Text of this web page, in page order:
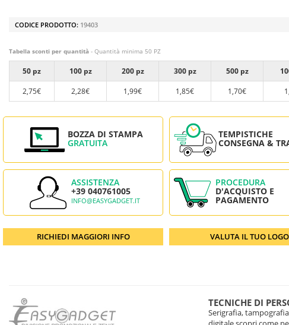
CODICE PRODOTTO: 19403
Tabella sconti per quantità - Quantità minima 50 PZ
50 pz 100 pz 200 pz 300 pz 500 pz
2,75€
2,28€ 1,99€ 1,85€ 1,70€
BOZZA DI STAMPA
GRATUITA
TEMPISTICHE
CONSEGNA &
ASSISTENZA
+39 040761005
INFO@EASYGADGET.IT
PROCEDURA
D'ACQUISTO E
PAGAMENTO
RICHIEDI MAGGIORI INFO VALUTA IL TUO LOGO
TECNICHE DI
Serigrafia,